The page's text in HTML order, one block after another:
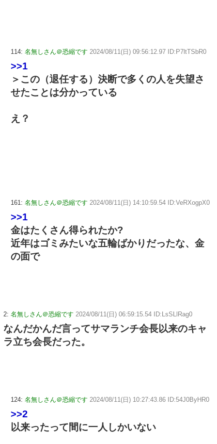
114: 名無しさん＠恐縮です 2024/08/11(日) 09:56:12.97 ID:P7ltTSbR0
>>1
＞この（退任する）決断で多くの人を失望さ
せたことは分かっている
え？
161: 名無しさん＠恐縮です 2024/08/11(日) 14:10:59.54 ID:VeRXogpX0
>>1
金はたくさん得られたか?
近年はゴミみたいな五輪ばかりだったな、金
の面で
2: 名無しさん＠恐縮です 2024/08/11(日) 06:59:15.54 ID:LsSLlRag0
なんだかんだ言ってサマランチ会長以来のキャ
ラ立ち会長だった。
124: 名無しさん＠恐縮です 2024/08/11(日) 10:27:43.86 ID:54J0ByHR0
>>2
以来ったって間に一人しかいない